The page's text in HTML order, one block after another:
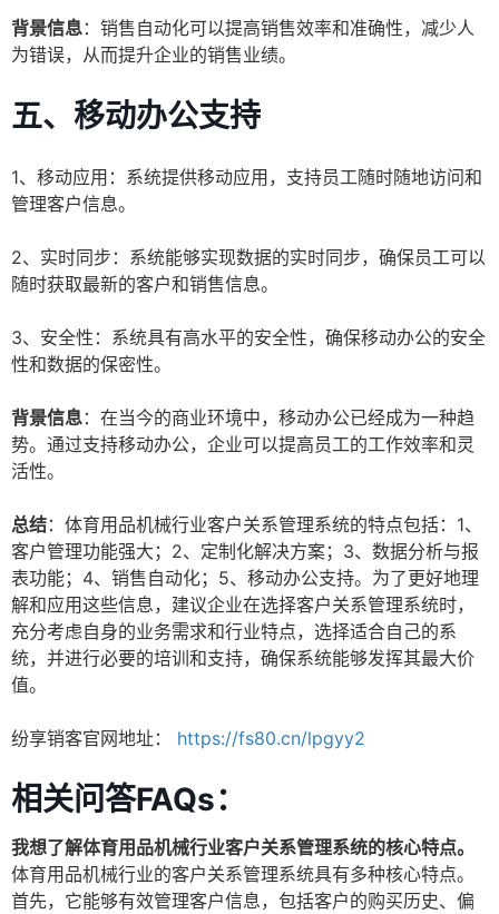
背景信息：销售自动化可以提高销售效率和准确性，减少人
为错误，从而提升企业的销售业绩。
五、移动办公支持
1、移动应用：系统提供移动应用，支持员工随时随地访问和
管理客户信息。
2、实时同步：系统能够实现数据的实时同步，确保员工可以
随时获取最新的客户和销售信息。
3、安全性：系统具有高水平的安全性，确保移动办公的安全
性和数据的保密性。
背景信息：在当今的商业环境中，移动办公已经成为一种趋
势。通过支持移动办公，企业可以提高员工的工作效率和灵
活性。
总结：体育用品机械行业客户关系管理系统的特点包括：1、
客户管理功能强大；2、定制化解决方案；3、数据分析与报
表功能；4、销售自动化；5、移动办公支持。为了更好地理
解和应用这些信息，建议企业在选择客户关系管理系统时，
充分考虑自身的业务需求和行业特点，选择适合自己的系
统，并进行必要的培训和支持，确保系统能够发挥其最大价
值。
纷享销客官网地址： https://fs80.cn/lpgyy2
相关问答FAQs：
我想了解体育用品机械行业客户关系管理系统的核心特点。
体育用品机械行业的客户关系管理系统具有多种核心特点。
首先，它能够有效管理客户信息，包括客户的购买历史、偏